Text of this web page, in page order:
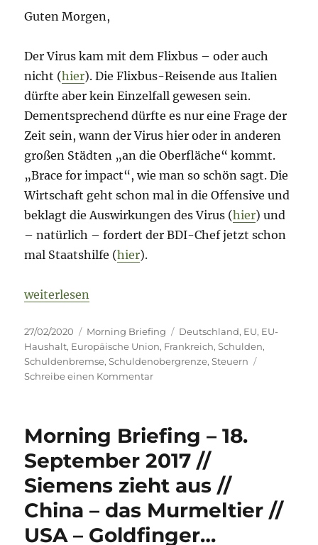
Guten Morgen,
Der Virus kam mit dem Flixbus – oder auch
nicht (hier). Die Flixbus-Reisende aus Italien
dürfte aber kein Einzelfall gewesen sein.
Dementsprechend dürfte es nur eine Frage der
Zeit sein, wann der Virus hier oder in anderen
großen Städten „an die Oberfläche“ kommt.
„Brace for impact“, wie man so schön sagt. Die
Wirtschaft geht schon mal in die Offensive und
beklagt die Auswirkungen des Virus (hier) und
– natürlich – fordert der BDI-Chef jetzt schon
mal Staatshilfe (hier).
„Morning Briefing – 27. Februar 2020 –
weiterlesen
Veröffentlicht
am
27/02/2020 Kategorien
Morning Briefing Schlagwörter
Deutschland, EU, EU-
Haushalt, Europäische Union, Frankreich,Schulden,
Schuldenbremse,Schuldenobergrenze,Steuern
Schreibe einen Kommentarzu
27.
Februar
2020
–
Schuldenbremse
//
Haushalt//
Morning Briefing – 18.
September 2017 //
Siemens zieht aus //
China – das Murmeltier //
USA – Goldfinger…